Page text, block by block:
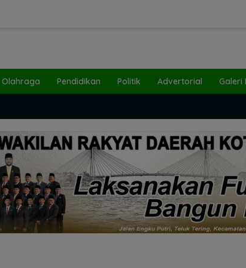
Olahraga Pendidikan Politik Advertorial Galeri